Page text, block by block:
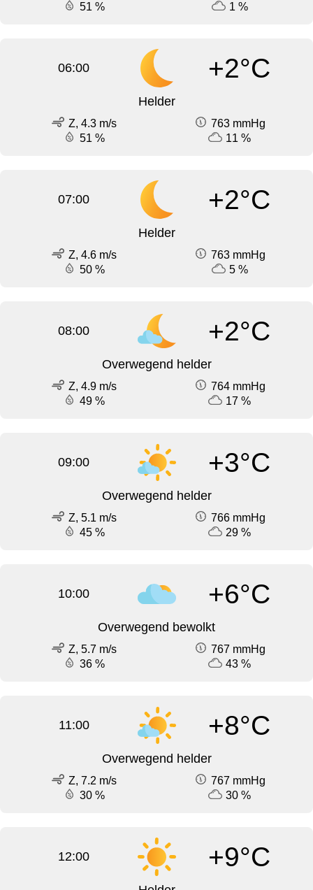
51 %
1 %
06:00 +2°C
Helder
Z, 4.3 m/s
763 mmHg
51 %
11 %
07:00 +2°C
Helder
Z, 4.6 m/s
763 mmHg
50 %
5 %
08:00 +2°C
Overwegend helder
Z, 4.9 m/s
764 mmHg
49 %
17 %
09:00 +3°C
Overwegend helder
Z, 5.1 m/s
766 mmHg
45 %
29 %
10:00 +6°C
Overwegend bewolkt
Z, 5.7 m/s
767 mmHg
36 %
43 %
11:00 +8°C
Overwegend helder
Z, 7.2 m/s
767 mmHg
30 %
30 %
12:00 +9°C